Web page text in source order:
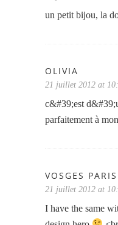
un petit bijou, la
OLIVIA
21 juillet 2012 at
c&#39;est
parfaitement à
VOSGES PARIS
21 juillet 2012 at
I have the same